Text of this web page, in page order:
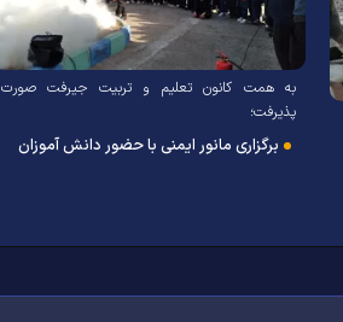
به همت کانون تعلیم و تربیت جیرفت صورت
پذیرفت؛
برگزاری مانور ایمنی با حضور دانش آموزان